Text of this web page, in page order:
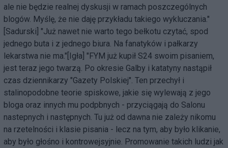
ale nie będzie realnej dyskusji w ramach poszczególnych
blogów. Myślę, że nie daję przykładu takiego wykluczania."
[Sadurski] "Już nawet nie warto tego bełkotu czytać, spod
jednego buta i z jednego biura. Na fanatyków i pałkarzy
lekarstwa nie ma."[Igła] "FYM już kupił S24 swoim pisaniem,
jest teraz jego twarzą. Po okresie Galby i katatyny nastąpił
czas dziennikarzy "Gazety Polskiej". Ten przechył i
stalinopodobne teorie spiskowe, jakie się wylewają z jego
bloga oraz innych mu podpbnych - przyciągają do Salonu
nastepnych i następnych. Tu już od dawna nie zależy nikomu
na rzetelności i klasie pisania - lecz na tym, aby było klikanie,
aby było głośno i kontrowejsyjnie. Promowanie takich ludzi jak